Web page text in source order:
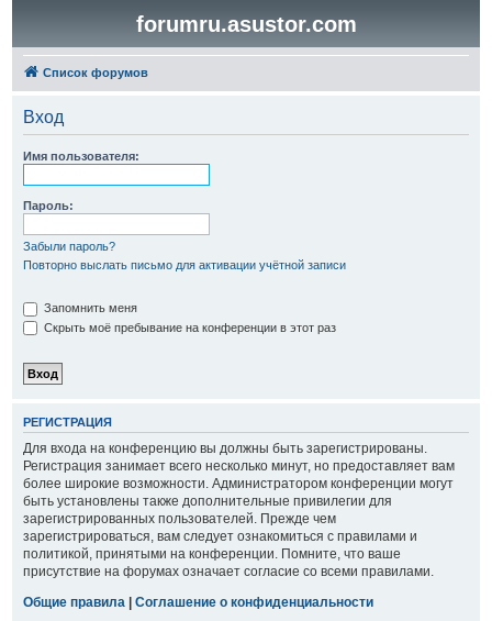
forumru.asustor.com
Список форумов
Вход
Имя пользователя:
Пароль:
Забыли пароль?
Повторно выслать письмо для активации учётной записи
Запомнить меня
Скрыть моё пребывание на конференции в этот раз
РЕГИСТРАЦИЯ
Для входа на конференцию вы должны быть зарегистрированы.
Регистрация занимает всего несколько минут, но предоставляет вам
более широкие возможности. Администратором конференции могут
быть установлены также дополнительные привилегии для
зарегистрированных пользователей. Прежде чем
зарегистрироваться, вам следует ознакомиться с правилами и
политикой, принятыми на конференции. Помните, что ваше
присутствие на форумах означает согласие со всеми правилами.
Общие правила | Соглашение о конфиденциальности